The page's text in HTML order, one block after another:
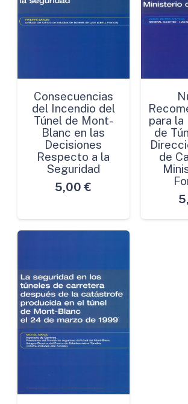
Consecuencias
del Incendio del
Túnel de Mont-
Blanc en las
Decisiones
Respecto a la
Seguridad
5,00 €
para la
de
de